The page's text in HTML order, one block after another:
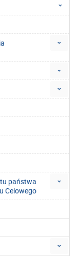
państwa
Celowego